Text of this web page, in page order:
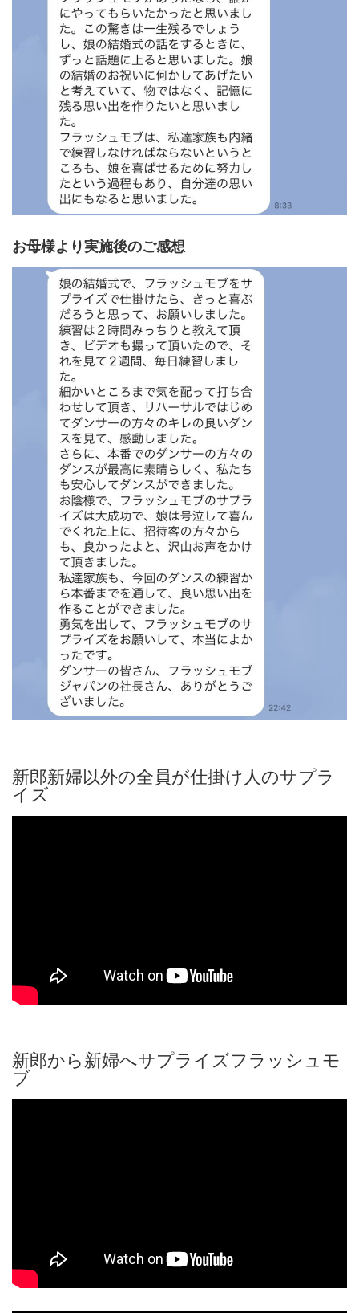
お母様より実施後のご感想
新郎新婦以外の全員が仕掛け人のサプラ
イズ
新郎から新婦へサプライズフラッシュモ
ブ